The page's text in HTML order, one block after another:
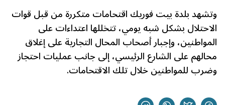
وتشهد بلدة بيت فوريك اقتحامات متكررة من قبل قوات
الاحتلال بشكل شبه يومي، تتخللها اعتداءات على
المواطنين، وإجبار أصحاب المحال التجارية على إغلاق
محالهم على الشارع الرئيسي، إلى جانب عمليات احتجاز
وضرب للمواطنين خلال تلك الاقتحامات.